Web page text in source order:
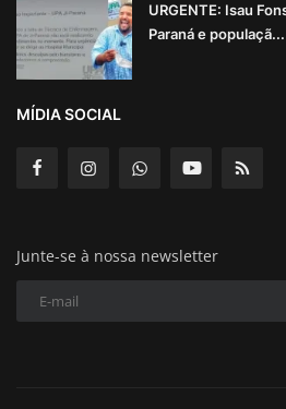
URGENTE: Isau
Paraná e populaçã...
MÍDIA SOCIAL
Junte-se à nossa newsletter